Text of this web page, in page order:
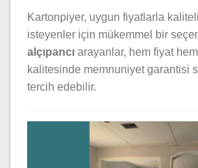
Kartonpiyer, uygun fiyatlarla
isteyenler için mükemmel bir
alçıpancı arayanlar, hem fiyat
kalitesinde memnuniyet garantisi
tercih edebilir.